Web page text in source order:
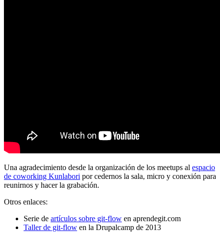
Una agradecimiento desde la organización de los meetups al espacio
de coworking Kunlabori por cedernos la sala, micro y conexión para
reunirnos y hacer la grabación.
Otros enlaces:
Serie de artículos sobre git-flow en aprendegit.com
Taller de git-flow en la Drupalcamp de 2013